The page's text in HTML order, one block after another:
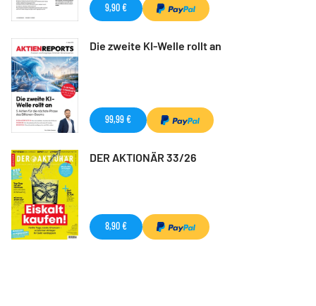
9,90 €
Die zweite KI-Welle rollt an
99,99 €
DER AKTIONÄR 33/26
8,90 €